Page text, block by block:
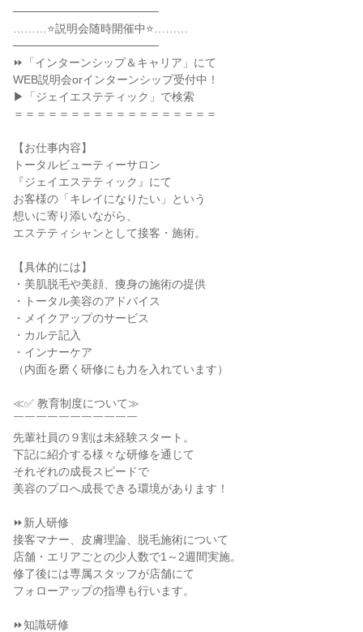
──────────────────
………⭐説明会随時開催中⭐………
──────────────────
⏩「インターンシップ＆キャリア」にて
WEB説明会orインターンシップ受付中！
▶「ジェイエステティック」で検索
＝＝＝＝＝＝＝＝＝＝＝＝＝＝＝＝＝＝
【お仕事内容】
トータルビューティーサロン
『ジェイエステティック』にて
お客様の「キレイになりたい」という
想いに寄り添いながら、
エステティシャンとして接客・施術。
【具体的には】
・美肌脱毛や美顔、痩身の施術の提供
・トータル美容のアドバイス
・メイクアップのサービス
・カルテ記入
・インナーケア
（内面を磨く研修にも力を入れています）
≪✅ 教育制度について≫
￣￣￣￣￣￣￣￣￣￣￣
先輩社員の９割は未経験スタート。
下記に紹介する様々な研修を通じて
それぞれの成長スピードで
美容のプロへ成長できる環境があります！
⏩新人研修
接客マナー、皮膚理論、脱毛施術について
店舗・エリアごとの少人数で1～2週間実施。
修了後には専属スタッフが店舗にて
フォローアップの指導も行います。
⏩知識研修